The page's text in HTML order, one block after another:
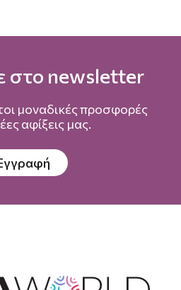
στο newsletter
μοναδικές προσφορές
αφίξεις μας.